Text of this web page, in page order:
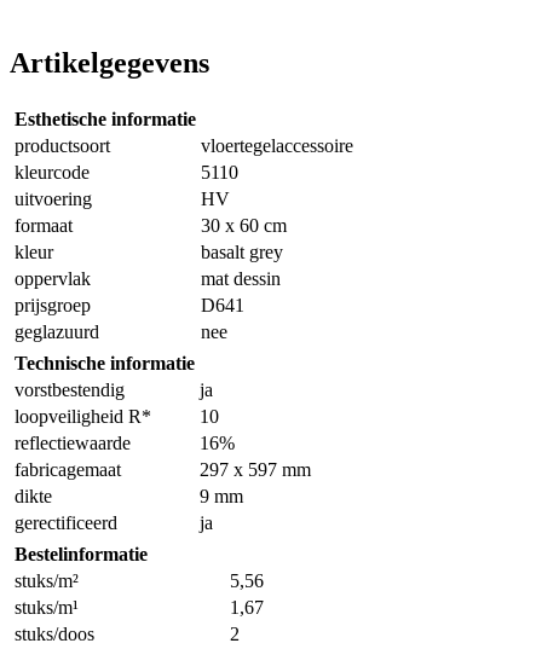
Artikelgegevens
Esthetische informatie
productsoort
vloertegelaccessoire
kleurcode
5110
uitvoering
HV
formaat
30 x 60 cm
kleur
basalt grey
oppervlak
mat dessin
prijsgroep
D641
geglazuurd
nee
Technische informatie
vorstbestendig
ja
loopveiligheid R*
10
reflectiewaarde
16%
fabricagemaat
297 x 597 mm
dikte
9 mm
gerectificeerd
ja
Bestelinformatie
stuks/m²
5,56
stuks/m¹
1,67
stuks/doos
2